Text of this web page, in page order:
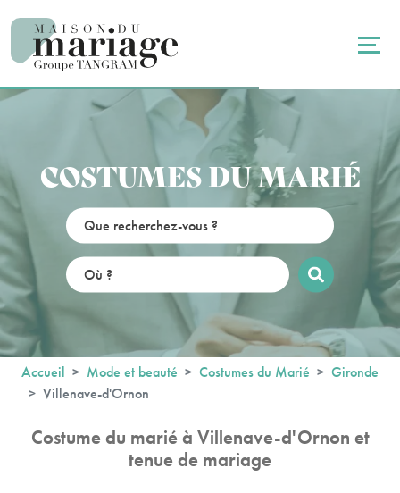
COSTUMES DU MARIÉ
Accueil Mode et beauté Costumes du Marié
Gironde
Villenave-d'Ornon
Costume du marié à Villenave-d'Ornon et
tenue de mariage